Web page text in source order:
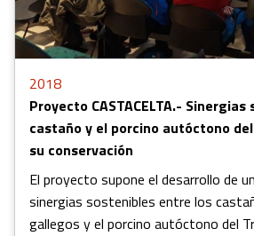
2018
Proyecto CASTACELTA.-
castaño y el porcino autóctono
su conservación
El proyecto supone el desarrollo de
sinergias sostenibles entre los
gallegos y el porcino autóctono del